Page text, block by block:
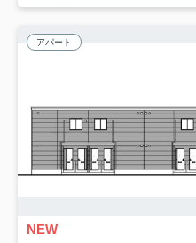
アパート
NEW